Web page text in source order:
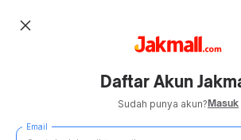
close
Daftar Akun
Sudah punya akun?Masuk
Email